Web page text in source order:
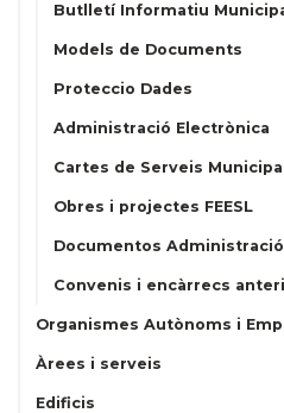
Butlletí Informatiu
Models de Documents
Proteccio Dades
Administració Electrònica
Cartes de Serveis
Obres i projectes FEESL
Documentos
Convenis i encàrrecs
Organismes Autònoms i
Àrees i serveis
Edificis